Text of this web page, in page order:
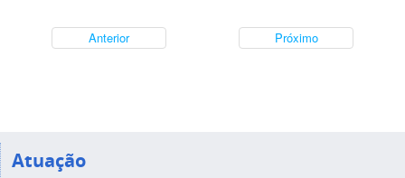
Anterior Próximo
Atuação